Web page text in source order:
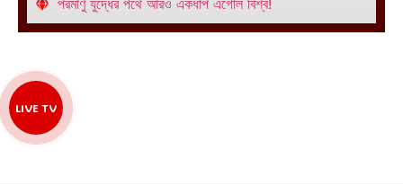
পরমাণু যুদ্ধের পথে আরও একধাপ এগোল বিশ্ব!
LIVE TV